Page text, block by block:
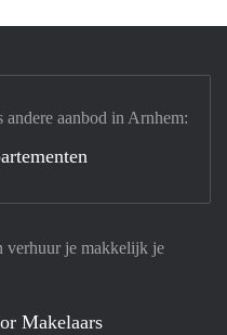
verhuur je makkelijk je
Makelaars
aanbod in Arnhem: